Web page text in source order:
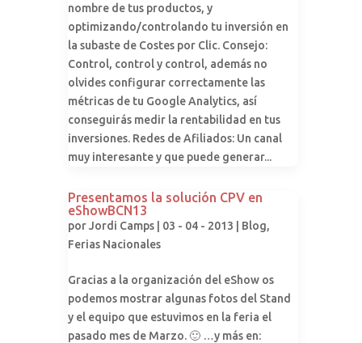
nombre de tus productos, y
optimizando/controlando tu inversión en
la subaste de Costes por Clic. Consejo:
Control, control y control, además no
olvides configurar correctamente las
métricas de tu Google Analytics, así
conseguirás medir la rentabilidad en tus
inversiones. Redes de Afiliados: Un canal
muy interesante y que puede generar...
Presentamos la solución CPV en
eShowBCN13
porJordi Camps | 03 - 04 - 2013 | Blog,
Ferias Nacionales
Gracias a la organización del eShow os
podemos mostrar algunas fotos del Stand
y el equipo que estuvimos en la feria el
pasado mes de Marzo. 🙂 …y más en: